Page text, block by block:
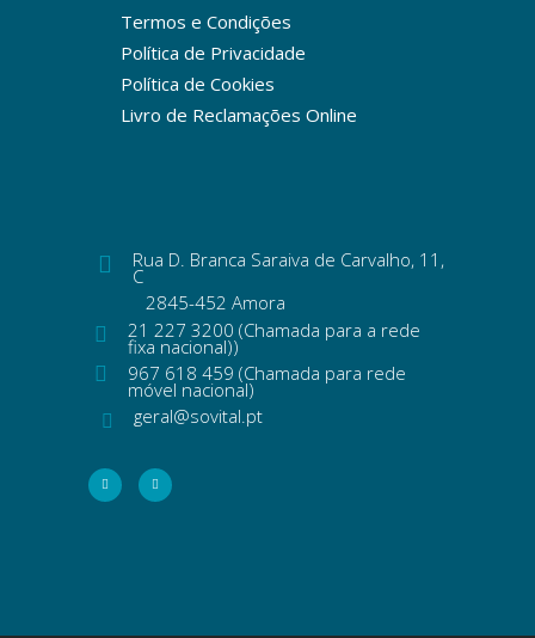
Termos e Condições
Política de Privacidade
Política de Cookies
Livro de Reclamações Online
Rua D. Branca Saraiva de Carvalho, 11,
C
2845-452 Amora
21 227 3200 (Chamada para a rede
fixa nacional))
967 618 459 (Chamada para rede
móvel nacional)
geral@sovital.pt